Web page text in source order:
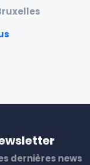
dernières news